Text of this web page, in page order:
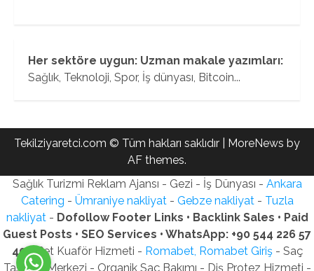
Her sektöre uygun: Uzman makale yazımları:
Sağlık, Teknoloji, Spor, İş dünyası, Bitcoin...
Tekilziyaretci.com © Tüm hakları saklıdır MoreNews by
AF themes.
Sağlık Turizmi Reklam Ajansı - Gezi - İş Dünyası - Ankara
Catering - Ümraniye nakliyat- Gebze nakliyat- Tuzla
nakliyat- Dofollow Footer Links • Backlink Sales • Paid
Guest Posts • SEO Services • WhatsApp: +90 544 226 57
40- Pet Kuaför Hizmeti - Romabet, Romabet Giriş- Saç
Tasarım Merkezi - Organik Saç Bakımı - Diş Protez Hizmeti -